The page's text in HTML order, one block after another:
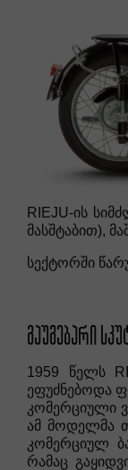
RIEJU-ის
მასშტაბით),
სექტორში
ᲒᲐᲣᲒᲔᲑᲐᲠᲘ
1959 წელს
ეფუძნებოდა
კომერციული
ამ მოდელმა
კომერციულ
რამაც